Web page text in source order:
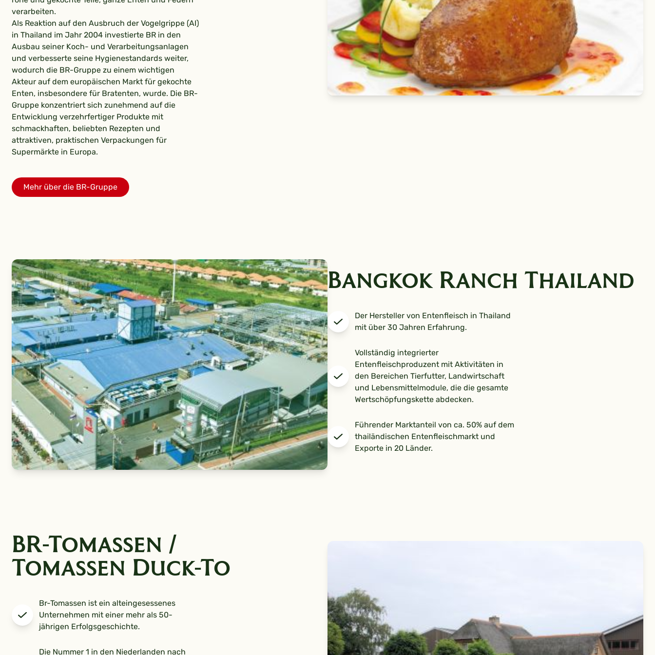
verarbeiten.
Als Reaktion auf den Ausbruch der Vogelgrippe (AI)
in Thailand im Jahr 2004 investierte BR in den
Ausbau seiner Koch- und Verarbeitungsanlagen
und verbesserte seine Hygienestandards weiter,
wodurch die BR-Gruppe zu einem wichtigen
Akteur auf dem europäischen Markt für gekochte
Enten, insbesondere für Bratenten, wurde. Die BR-
Gruppe konzentriert sich zunehmend auf die
Entwicklung verzehrfertiger Produkte mit
schmackhaften, beliebten Rezepten und
attraktiven, praktischen Verpackungen für
Supermärkte in Europa.
Mehr über die BR-Gruppe
Bangkok Ranch Thailand
Der Hersteller von Entenfleisch in Thailand
mit über 30 Jahren Erfahrung.
Vollständig integrierter
Entenfleischproduzent mit Aktivitäten in
den Bereichen Tierfutter, Landwirtschaft
und Lebensmittelmodule, die die gesamte
Wertschöpfungskette abdecken.
Führender Marktanteil von ca. 50% auf dem
thailändischen Entenfleischmarkt und
Exporte in 20 Länder.
BR-Tomassen /
Tomassen Duck-To
Br-Tomassen ist ein alteingesessenes
Unternehmen mit einer mehr als 50-
jährigen Erfolgsgeschichte.
Die Nummer 1 in den Niederlanden nach